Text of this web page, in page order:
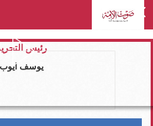
رئيس
يوسف ايوب